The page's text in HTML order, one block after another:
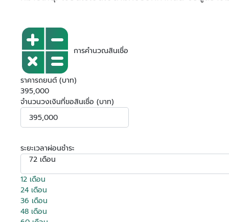
การคำนวณสินเชื่อ
ราคารถยนต์ (บาท)
395,000
จำนวนวงเงินที่ขอสินเชื่อ (บาท)
ระยะเวลาผ่อนชำระ
72 เดือน
12 เดือน
24 เดือน
36 เดือน
48 เดือน